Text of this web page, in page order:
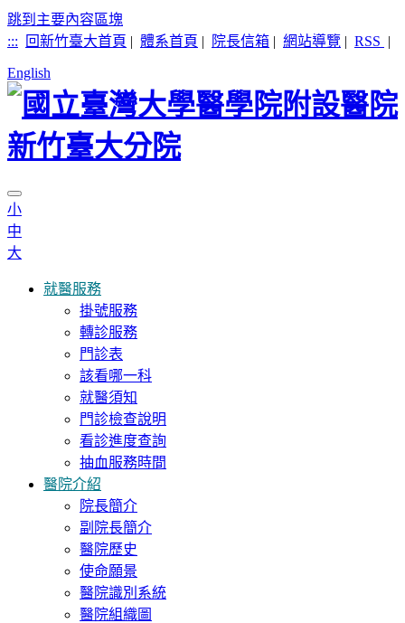
跳到主要內容區塊
:::
回新竹臺大首頁 | 體系首頁 | 院長信箱 | 網站導覽 | RSS |
English
小
中
大
就醫服務
掛號服務
轉診服務
門診表
該看哪一科
就醫須知
門診檢查說明
看診進度查詢
抽血服務時間
醫院介紹
院長簡介
副院長簡介
醫院歷史
使命願景
醫院識別系統
醫院組織圖